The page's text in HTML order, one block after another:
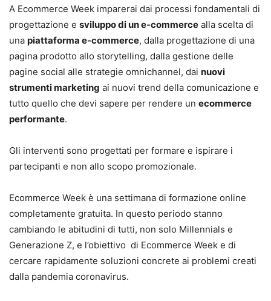
A Ecommerce Week imparerai dai processi fondamentali di
progettazione e sviluppo di un e-commerce alla scelta di
una piattaforma e-commerce, dalla progettazione di una
pagina prodotto allo storytelling, dalla gestione delle
pagine social alle strategie omnichannel, dai nuovi
strumenti marketing ai nuovi trend della comunicazione e
tutto quello che devi sapere per rendere un ecommerce
performante.
Gli interventi sono progettati per formare e ispirare i
partecipanti e non allo scopo promozionale.
Ecommerce Week è una settimana di formazione online
completamente gratuita. In questo periodo stanno
cambiando le abitudini di tutti, non solo Millennials e
Generazione Z, e l’obiettivo di Ecommerce Week e di
cercare rapidamente soluzioni concrete ai problemi creati
dalla pandemia coronavirus.